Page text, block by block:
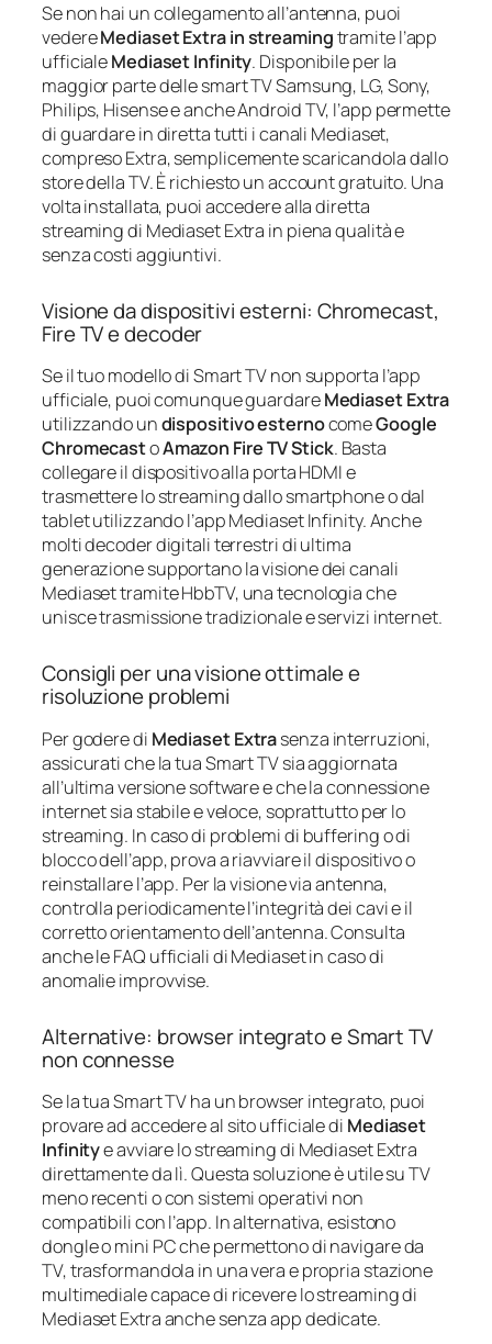
Se non hai un collegamento all’antenna, puoi
vedereMediaset Extra in streamingtramite l’app
ufficialeMediaset Infinity. Disponibile per la
maggior parte delle smart TV Samsung, LG, Sony,
Philips, Hisense e anche Android TV, l’app permette
di guardare in diretta tutti i canali Mediaset,
compreso Extra, semplicemente scaricandola dallo
store della TV. È richiesto un account gratuito. Una
volta installata, puoi accedere alla diretta
streaming di Mediaset Extra in piena qualità e
senza costi aggiuntivi.
Visione da dispositivi esterni: Chromecast,
Fire TV e decoder
Se il tuo modello di Smart TV non supporta l’app
ufficiale, puoi comunque guardareMediaset Extra
utilizzando undispositivo esternocomeGoogle
ChromecastoAmazon Fire TV Stick. Basta
collegare il dispositivo alla porta HDMI e
trasmettere lo streaming dallo smartphone o dal
tablet utilizzando l’app Mediaset Infinity. Anche
molti decoder digitali terrestri di ultima
generazione supportano la visione dei canali
Mediaset tramite HbbTV, una tecnologia che
unisce trasmissione tradizionale e servizi internet.
Consigli per una visione ottimale e
risoluzione problemi
Per godere di Mediaset Extrasenza interruzioni,
assicurati che la tua Smart TV sia aggiornata
all’ultima versione software e che la connessione
internet sia stabile e veloce, soprattutto per lo
streaming. In caso di problemi di buffering o di
blocco dell’app, prova a riavviare il dispositivo o
reinstallare l’app. Per la visione via antenna,
controlla periodicamente l’integrità dei cavi e il
corretto orientamento dell’antenna. Consulta
anche le FAQ ufficiali di Mediaset in caso di
anomalie improvvise.
Alternative: browser integrato e Smart TV
non connesse
Se la tua Smart TV ha un browser integrato, puoi
provare ad accedere al sito ufficiale di Mediaset
Infinitye avviare lo streaming di Mediaset Extra
direttamente da lì. Questa soluzione è utile su TV
meno recenti o con sistemi operativi non
compatibili con l’app. In alternativa, esistono
dongle o mini PC che permettono di navigare da
TV, trasformandola in una vera e propria stazione
multimediale capace di ricevere lo streaming di
Mediaset Extra anche senza app dedicate.